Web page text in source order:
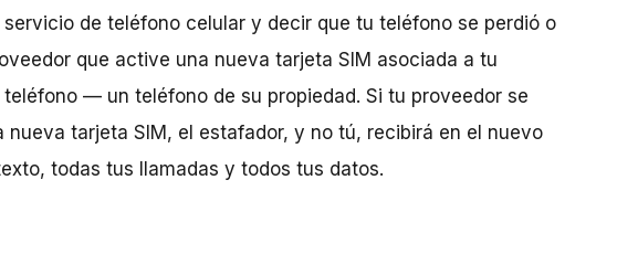
de teléfono celular y decir que tu teléfono se perdió o
que active una nueva tarjeta SIM asociada a tu
— un teléfono de su propiedad. Si tu proveedor se
tarjeta SIM, el estafador, y no tú, recibirá en el nuevo
todas tus llamadas y todos tus datos.